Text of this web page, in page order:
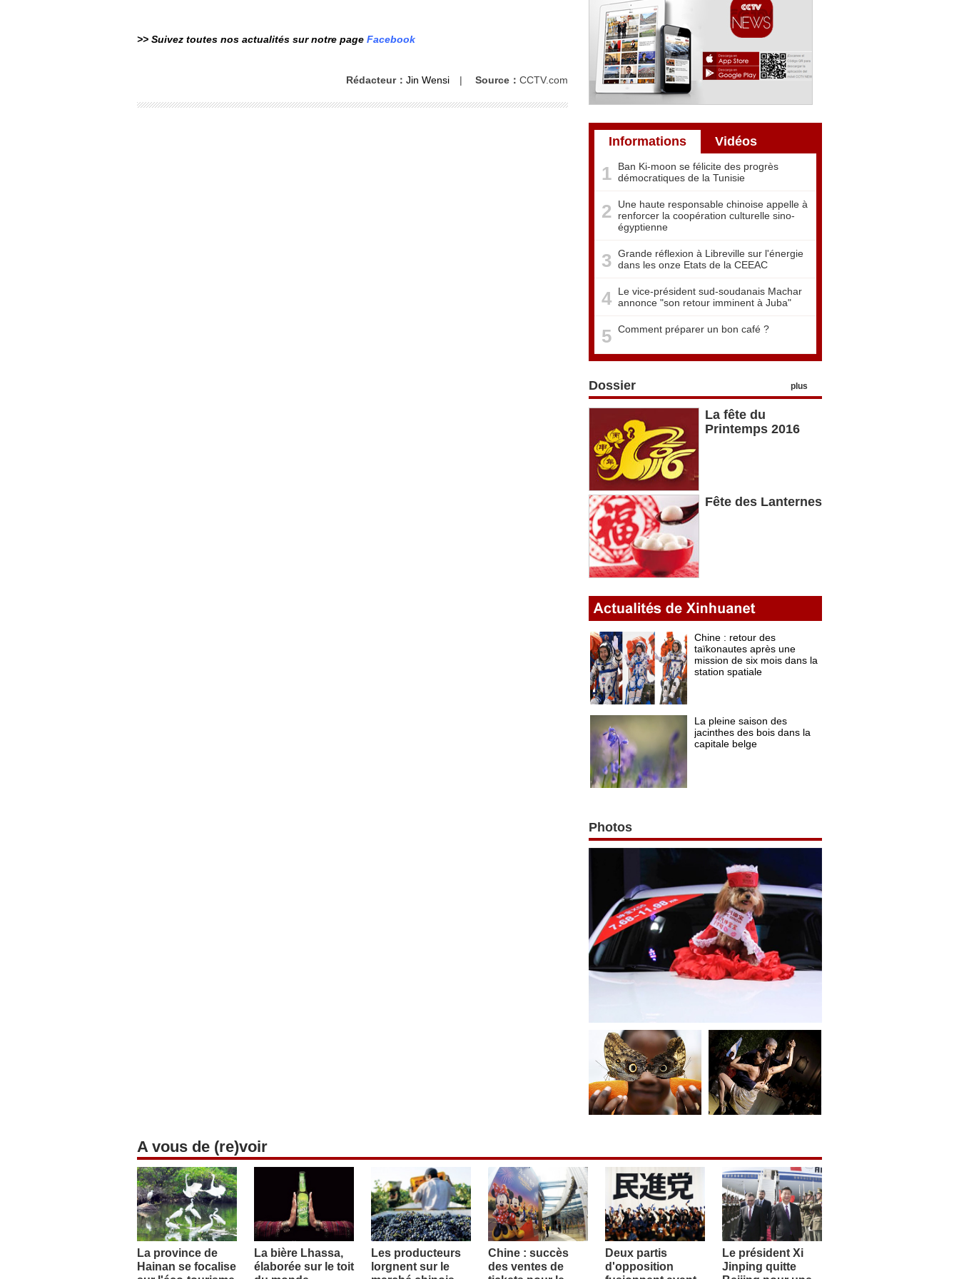
>> Suivez toutes nos actualités sur notre page Facebook
Rédacteur： Jin Wensi | Source： CCTV.com
Informations Vidéos
1
Ban Ki-moon se félicite des progrès
démocratiques de la Tunisie
2
Une haute responsable chinoise appelle à
renforcer la coopération culturelle sino-
égyptienne
3 Grande réflexion à Libreville sur l'énergie
dans les onze Etats de la CEEAC
4
Le vice-président sud-soudanais Machar
annonce "son retour imminent à Juba"
5 Comment préparer un bon café ?
Dossier plus
La fête du
Printemps 2016
Fête des Lanternes
Photos
A vous de (re)voir
La province de
Hainan se focalise
La bière Lhassa,
élaborée sur le toit
Les producteurs
lorgnent sur le
Chine : succès
des ventes de
Deux partis
d'opposition
Le président Xi
Jinping quitte